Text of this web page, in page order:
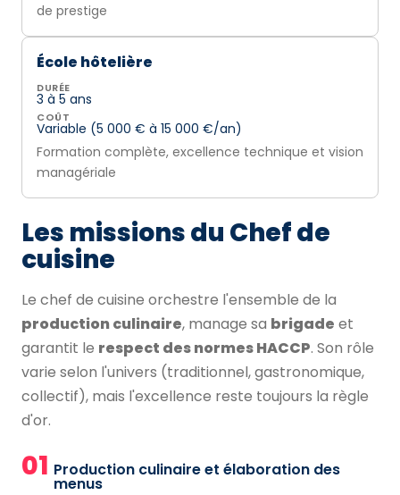
de prestige
École hôtelière
DURÉE
3 à 5 ans
COÛT
Variable (5 000 € à 15 000 €/an)
Formation complète, excellence technique et vision
managériale
Les missions du Chef de
cuisine
Le chef de cuisine orchestre l'ensemble de la
production culinaire, manage sa brigade et
garantit le respect des normes HACCP. Son rôle
varie selon l'univers (traditionnel, gastronomique,
collectif), mais l'excellence reste toujours la règle
d'or.
01 Production culinaire et élaboration des
menus